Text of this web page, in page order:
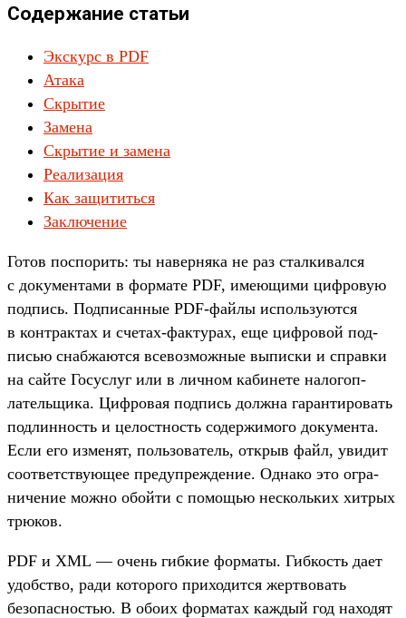
Содержание статьи
Экскурс в PDF
Атака
Скрытие
Замена
Скрытие и замена
Реализация
Как защититься
Заключение
Го­тов пос­порить: ты навер­няка не раз стал­кивал­ся
с докумен­тами в фор­мате PDF, име­ющи­ми циф­ровую
под­пись. Под­писан­ные PDF-фай­лы исполь­зуют­ся
в кон­трак­тах и сче­тах‑фак­турах, еще циф­ровой под­
писью снаб­жают­ся все­воз­можные выпис­ки и справ­ки
на сай­те Госус­луг или в лич­ном кабине­те налогоп­
латель­щика. Циф­ровая под­пись дол­жна гаран­тировать
под­линность и целос­тность содер­жимого докумен­та.
Если его изме­нят, поль­зователь, открыв файл, уви­дит
соот­ветс­тву­ющее пре­дуп­режде­ние. Одна­ко это огра­
ниче­ние мож­но обой­ти с помощью нес­коль­ких хит­рых
трю­ков.
PDF и XML — очень гиб­кие фор­маты. Гиб­кость дает
удобс­тво, ради которо­го при­ходит­ся жер­тво­вать
безопас­ностью. В обо­их фор­матах каж­дый год находят